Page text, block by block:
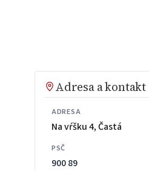
Adresa a kontakt
ADRESA
Na vŕšku 4, Častá
PSČ
900 89